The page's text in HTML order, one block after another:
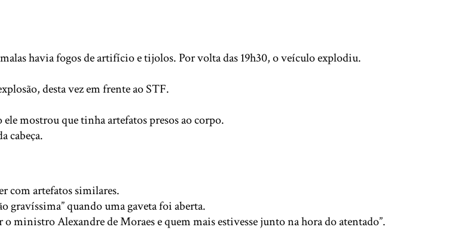
havia fogos de artifício e tijolos. Por volta das 19h30, o veículo explodiu.
desta vez em frente ao STF.
mostrou que tinha artefatos presos ao corpo.
cabeça.
com artefatos similares.
gravíssima” quando uma gaveta foi aberta.
ministro Alexandre de Moraes e quem mais estivesse junto na hora do atentado”.